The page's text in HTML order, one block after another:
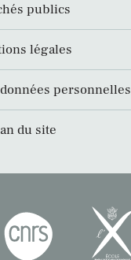
publics
légales
personnelles
du site